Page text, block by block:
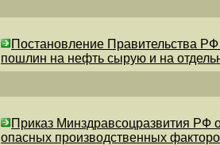
Постановление Правительства
пошлин на нефть сырую и на
Приказ Минздравсоцразвития РФ
опасных производственных